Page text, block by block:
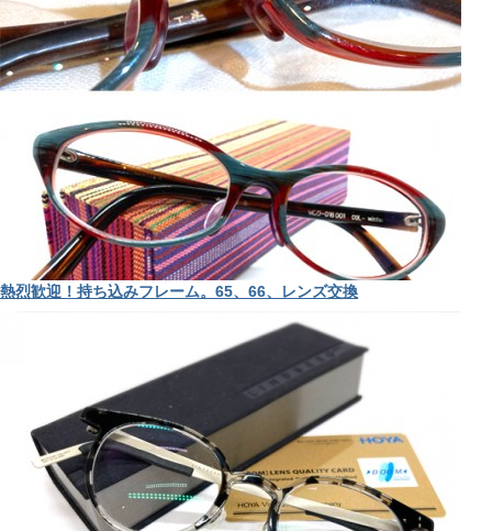
熱烈歓迎！持ち込みフレーム。65、66、レンズ交換